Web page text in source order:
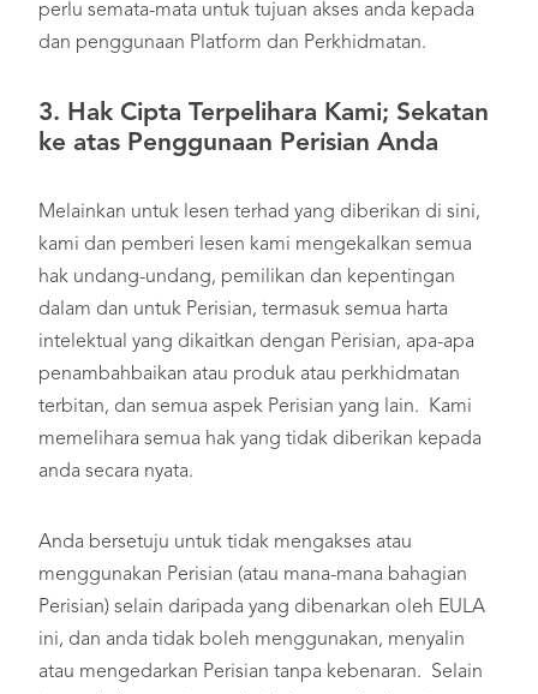
perlu semata-mata untuk tujuan akses anda kepada
dan penggunaan Platform dan Perkhidmatan.
3. Hak Cipta Terpelihara Kami; Sekatan
ke atas Penggunaan Perisian Anda
Melainkan untuk lesen terhad yang diberikan di sini,
kami dan pemberi lesen kami mengekalkan semua
hak undang-undang, pemilikan dan kepentingan
dalam dan untuk Perisian, termasuk semua harta
intelektual yang dikaitkan dengan Perisian, apa-apa
penambahbaikan atau produk atau perkhidmatan
terbitan, dan semua aspek Perisian yang lain. Kami
memelihara semua hak yang tidak diberikan kepada
anda secara nyata.
Anda bersetuju untuk tidak mengakses atau
menggunakan Perisian (atau mana-mana bahagian
Perisian) selain daripada yang dibenarkan oleh EULA
ini, dan anda tidak boleh menggunakan, menyalin
atau mengedarkan Perisian tanpa kebenaran. Selain